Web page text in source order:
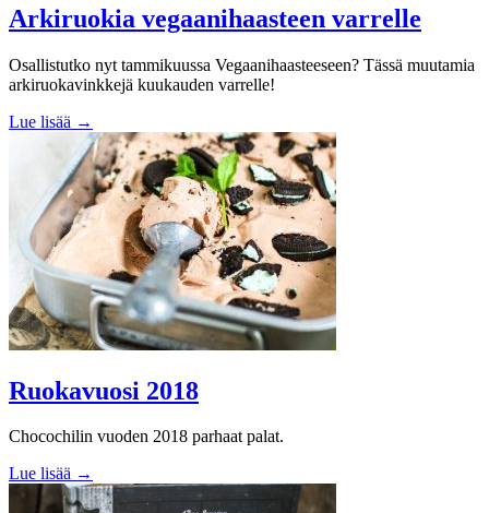
Arkiruokia vegaanihaasteen varrelle
Osallistutko nyt tammikuussa Vegaanihaasteeseen? Tässä muutamia
arkiruokavinkkejä kuukauden varrelle!
Lue lisää →
Ruokavuosi 2018
Chocochilin vuoden 2018 parhaat palat.
Lue lisää →